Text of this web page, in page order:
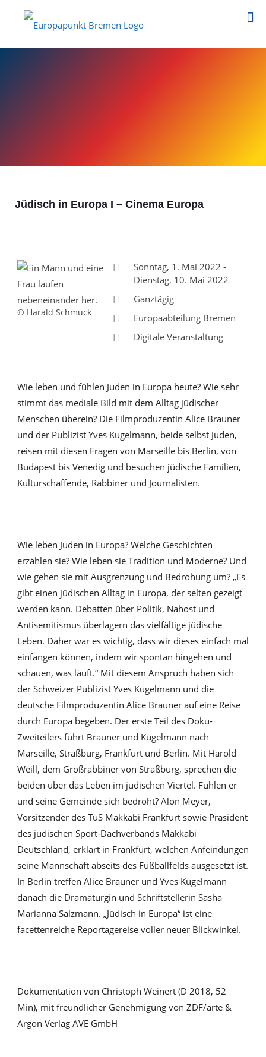
Jüdisch in Europa I – Cinema Europa
© Harald Schmuck
Sonntag, 1. Mai 2022 -
Dienstag, 10. Mai 2022
Ganztägig
Europaabteilung Bremen
Digitale Veranstaltung
Wie leben und fühlen Juden in Europa heute? Wie sehr
stimmt das mediale Bild mit dem Alltag jüdischer
Menschen überein? Die Filmproduzentin Alice Brauner
und der Publizist Yves Kugelmann, beide selbst Juden,
reisen mit diesen Fragen von Marseille bis Berlin, von
Budapest bis Venedig und besuchen jüdische Familien,
Kulturschaffende, Rabbiner und Journalisten.
Wie leben Juden in Europa? Welche Geschichten
erzählen sie? Wie leben sie Tradition und Moderne? Und
wie gehen sie mit Ausgrenzung und Bedrohung um? „Es
gibt einen jüdischen Alltag in Europa, der selten gezeigt
werden kann. Debatten über Politik, Nahost und
Antisemitismus überlagern das vielfältige jüdische
Leben. Daher war es wichtig, dass wir dieses einfach mal
einfangen können, indem wir spontan hingehen und
schauen, was läuft.“ Mit diesem Anspruch haben sich
der Schweizer Publizist Yves Kugelmann und die
deutsche Filmproduzentin Alice Brauner auf eine Reise
durch Europa begeben. Der erste Teil des Doku-
Zweiteilers führt Brauner und Kugelmann nach
Marseille, Straßburg, Frankfurt und Berlin. Mit Harold
Weill, dem Großrabbiner von Straßburg, sprechen die
beiden über das Leben im jüdischen Viertel. Fühlen er
und seine Gemeinde sich bedroht? Alon Meyer,
Vorsitzender des TuS Makkabi Frankfurt sowie Präsident
des jüdischen Sport-Dachverbands Makkabi
Deutschland, erklärt in Frankfurt, welchen Anfeindungen
seine Mannschaft abseits des Fußballfelds ausgesetzt ist.
In Berlin treffen Alice Brauner und Yves Kugelmann
danach die Dramaturgin und Schriftstellerin Sasha
Marianna Salzmann. „Jüdisch in Europa“ ist eine
facettenreiche Reportagereise voller neuer Blickwinkel.
Dokumentation von Christoph Weinert (D 2018, 52
Min), mit freundlicher Genehmigung von ZDF/arte &
Argon Verlag AVE GmbH